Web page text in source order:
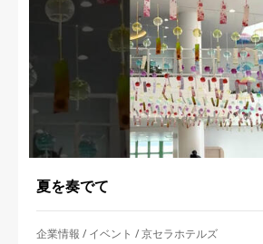
夏を奏でて
企業情報 イベント 京セラホテルズ